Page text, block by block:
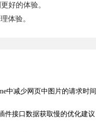
好的体验。
体验。
中减少网页中图片的请求时间
件接口数据获取慢的优化建议